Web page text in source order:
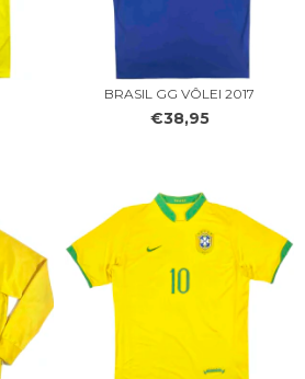
BRASIL GG VÔLEI 2017
€38,95